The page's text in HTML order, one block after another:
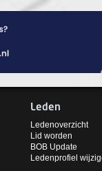
Leden
Ledenoverzicht
Lid worden
BOB Update
Ledenprofiel